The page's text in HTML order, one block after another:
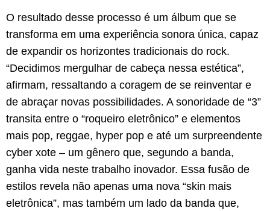
O resultado desse processo é um álbum que se
transforma em uma experiência sonora única, capaz
de expandir os horizontes tradicionais do rock.
“Decidimos mergulhar de cabeça nessa estética”,
afirmam, ressaltando a coragem de se reinventar e
de abraçar novas possibilidades. A sonoridade de “3”
transita entre o “roqueiro eletrônico” e elementos
mais pop, reggae, hyper pop e até um surpreendente
cyber xote – um gênero que, segundo a banda,
ganha vida neste trabalho inovador. Essa fusão de
estilos revela não apenas uma nova “skin mais
eletrônica”, mas também um lado da banda que,